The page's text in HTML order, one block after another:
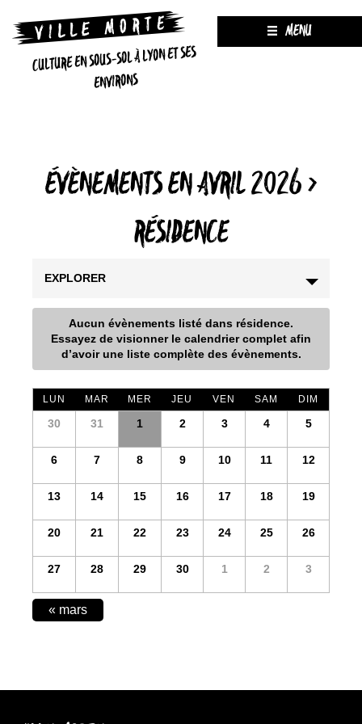
CULTURE EN SOUS-SOL À LYON ET SES
ENVIRONS
MENU
ÉVÈNEMENTS EN AVRIL 2026›
RÉSIDENCE
EXPLORER
Aucun évènements listé dans résidence.
Essayez de visionner le calendrier complet afin
d’avoir une liste complète des évènements.
LUN MAR MER JEU VEN SAM DIM
30 31 1 2 3 4 5
6 7 8 9 10 11 12
13 14 15 16 17 18 19
20 21 22 23 24 25 26
27 28 29 30 1 2 3
CALENDAR
« mars